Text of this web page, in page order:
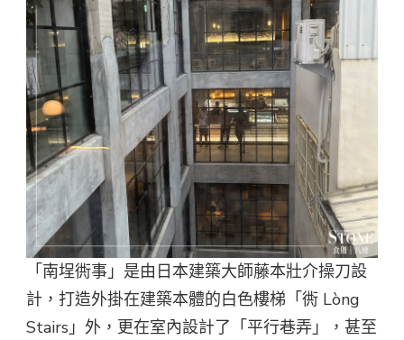
「南埕衖事」是由日本建築大師藤本壯介操刀設
計，打造外掛在建築本體的白色樓梯「衖 Lòng
Stairs」外，更在室內設計了「平行巷弄」，甚至